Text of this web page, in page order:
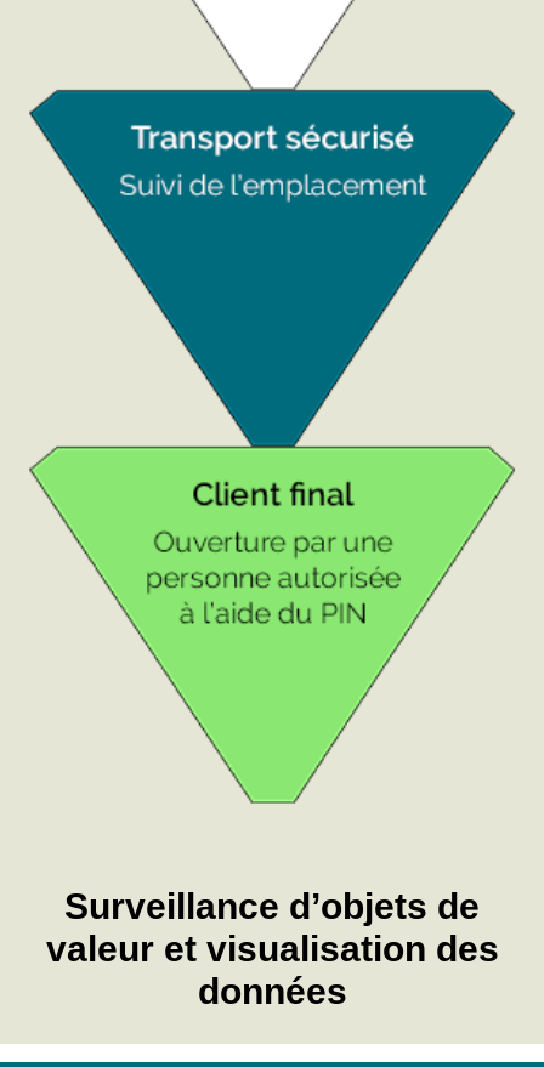
Surveillance d’objets de
valeur et visualisation des
données